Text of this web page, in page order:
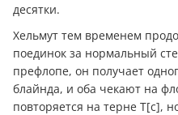
десятки.
Хельмут тем временем
поединок за нормальный
префлопе, он получает
блайнда, и оба чекают на
повторяется на терне T[c],